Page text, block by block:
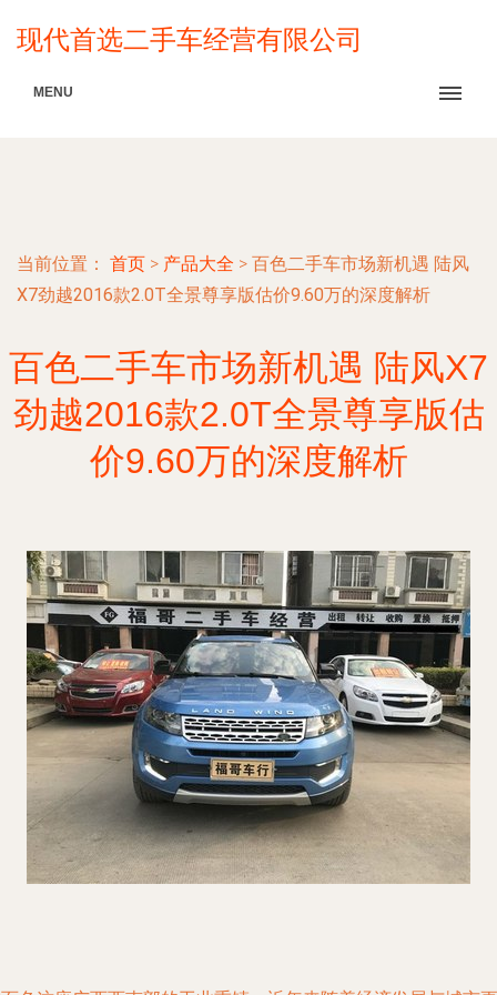
现代首选二手车经营有限公司
MENU
当前位置： 首页 > 产品大全 > 百色二手车市场新机遇 陆风
X7劲越2016款2.0T全景尊享版估价9.60万的深度解析
百色二手车市场新机遇 陆风X7
劲越2016款2.0T全景尊享版估
价9.60万的深度解析